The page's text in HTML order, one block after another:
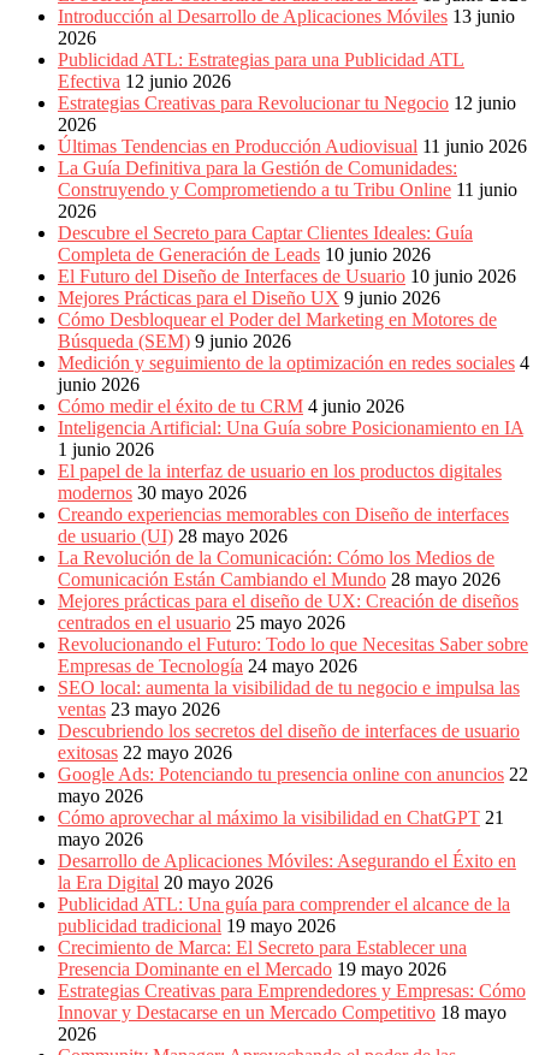
Introducción al Desarrollo de Aplicaciones Móviles 13 junio
2026
Publicidad ATL: Estrategias para una Publicidad ATL
Efectiva 12 junio 2026
Estrategias Creativas para Revolucionar tu Negocio 12 junio
2026
Últimas Tendencias en Producción Audiovisual 11 junio 2026
La Guía Definitiva para la Gestión de Comunidades:
Construyendo y Comprometiendo a tu Tribu Online 11 junio
2026
Descubre el Secreto para Captar Clientes Ideales: Guía
Completa de Generación de Leads 10 junio 2026
El Futuro del Diseño de Interfaces de Usuario 10 junio 2026
Mejores Prácticas para el Diseño UX 9 junio 2026
Cómo Desbloquear el Poder del Marketing en Motores de
Búsqueda (SEM) 9 junio 2026
Medición y seguimiento de la optimización en redes sociales 4
junio 2026
Cómo medir el éxito de tu CRM 4 junio 2026
Inteligencia Artificial: Una Guía sobre Posicionamiento en IA
1 junio 2026
El papel de la interfaz de usuario en los productos digitales
modernos 30 mayo 2026
Creando experiencias memorables con Diseño de interfaces
de usuario (UI) 28 mayo 2026
La Revolución de la Comunicación: Cómo los Medios de
Comunicación Están Cambiando el Mundo 28 mayo 2026
Mejores prácticas para el diseño de UX: Creación de diseños
centrados en el usuario 25 mayo 2026
Revolucionando el Futuro: Todo lo que Necesitas Saber sobre
Empresas de Tecnología 24 mayo 2026
SEO local: aumenta la visibilidad de tu negocio e impulsa las
ventas 23 mayo 2026
Descubriendo los secretos del diseño de interfaces de usuario
exitosas 22 mayo 2026
Google Ads: Potenciando tu presencia online con anuncios 22
mayo 2026
Cómo aprovechar al máximo la visibilidad en ChatGPT 21
mayo 2026
Desarrollo de Aplicaciones Móviles: Asegurando el Éxito en
la Era Digital 20 mayo 2026
Publicidad ATL: Una guía para comprender el alcance de la
publicidad tradicional 19 mayo 2026
Crecimiento de Marca: El Secreto para Establecer una
Presencia Dominante en el Mercado 19 mayo 2026
Estrategias Creativas para Emprendedores y Empresas: Cómo
Innovar y Destacarse en un Mercado Competitivo 18 mayo
2026